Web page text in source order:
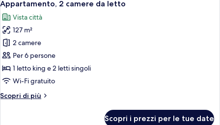
letto
(Verandah)
tutte
le
foto
per
Appartamento,
2
camere
letto
Appartamento, 2 camere da letto
Vista città
127 m²
2 camere
Per 6 persone
1 letto king e 2 letti singoli
Wi-Fi gratuito
Scopri di più
Altri
Scopri i prezzi per le tue date